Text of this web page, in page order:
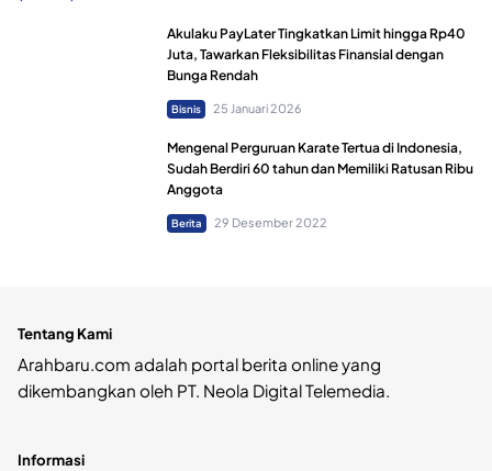
Akulaku PayLater Tingkatkan Limit hingga Rp40
Juta, Tawarkan Fleksibilitas Finansial dengan
Bunga Rendah
Bisnis 25 Januari 2026
Mengenal Perguruan Karate Tertua di Indonesia,
Sudah Berdiri 60 tahun dan Memiliki Ratusan Ribu
Anggota
Berita 29 Desember 2022
Tentang Kami
Arahbaru.com adalah portal berita online yang
dikembangkan oleh PT. Neola Digital Telemedia.
Informasi